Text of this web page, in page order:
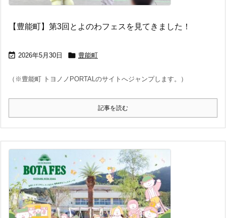
【豊能町】第3回とよのわフェスを見てきました！
 2026年5月30日  豊能町
（※豊能町 トヨノノPORTALのサイトへジャンプします。）
記事を読む